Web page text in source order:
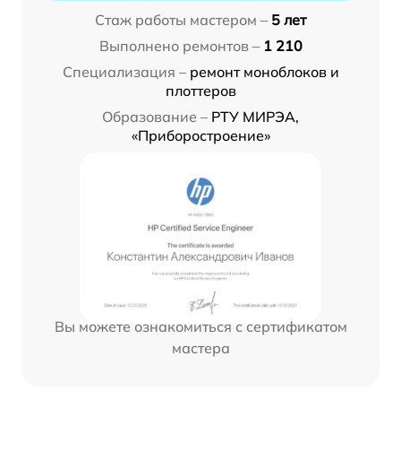
Стаж работы мастером – 5 лет
Выполнено ремонтов – 1 210
Специализация – ремонт моноблоков и
плоттеров
Образование – РТУ МИРЭА,
«Приборостроение»
Вы можете ознакомиться с сертификатом
мастера